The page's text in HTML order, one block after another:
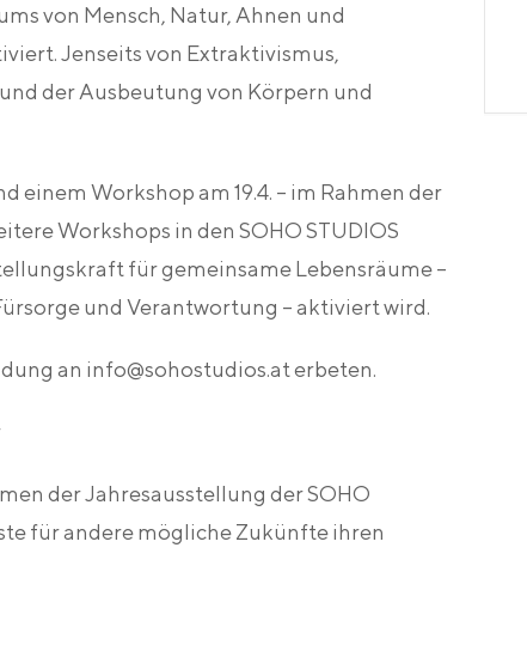
von Mensch, Natur, Ahnen und
Jenseits von Extraktivismus,
der Ausbeutung von Körpern und
einem Workshop am 19.4. – im Rahmen der
Workshops in den SOHO STUDIOS
für gemeinsame Lebensräume –
und Verantwortung – aktiviert wird.
an info@sohostudios.at erbeten.
der Jahresausstellung der SOHO
für andere mögliche Zukünfte ihren